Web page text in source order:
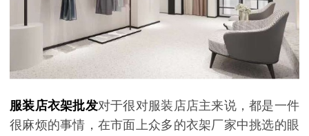
服装店衣架批发对于很对服装店店主来说，都是一件
很麻烦的事情，在市面上众多的衣架厂家中挑选的眼